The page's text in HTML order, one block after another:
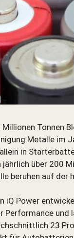
Tonnen
Metalle im
in
über 200
beruhen auf der
iQ Power
Performance und
23